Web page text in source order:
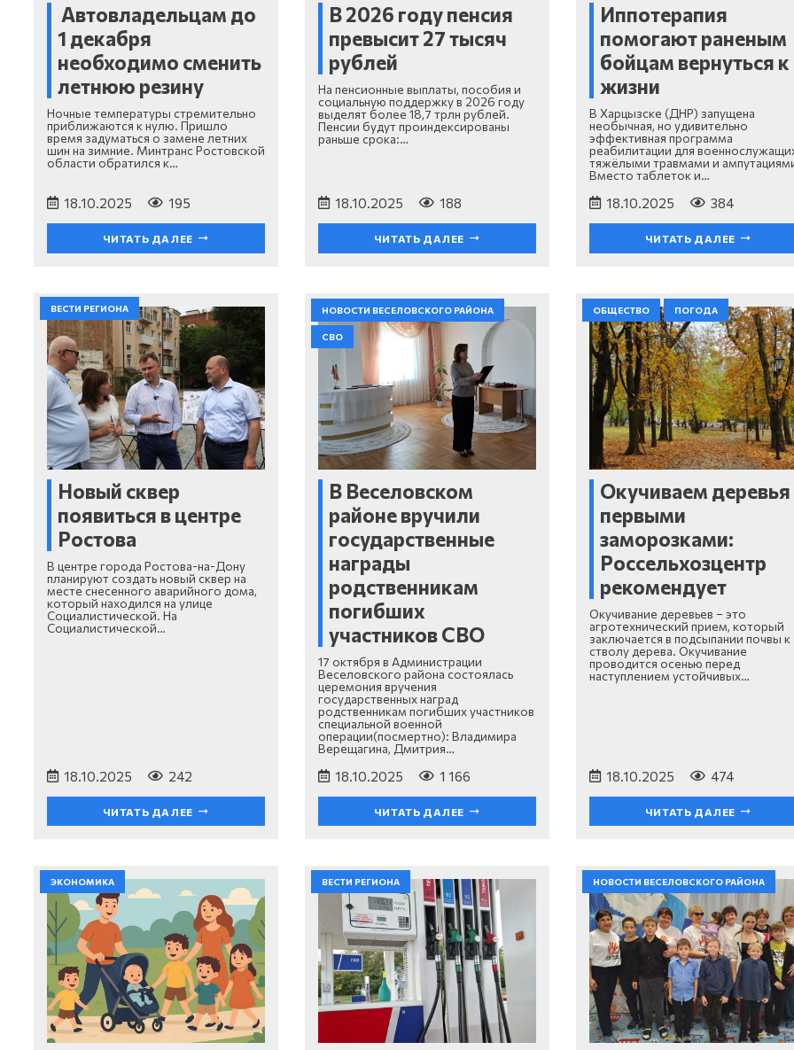
Автовладельцам до
1 декабря
необходимо сменить
летнюю резину
Ночные температуры стремительно
приближаются к нулю. Пришло
время задуматься о замене летних
шин на зимние. Минтранс Ростовской
области обратился к…
18.10.2025 195
ЧИТАТЬ ДАЛЕЕ
В 2026 году пенсия
превысит 27 тысяч
рублей
На пенсионные выплаты, пособия и
социальную поддержку в 2026 году
выделят более 18,7 трлн рублей.
Пенсии будут проиндексированы
раньше срока:…
18.10.2025 188
ЧИТАТЬ ДАЛЕЕ
Иппотерапия
помогают раненым
бойцам вернуться к
жизни
В Харцызске (ДНР) запущена
необычная, но удивительно
эффективная программа
реабилитации для
тяжёлыми травмами и
Вместо таблеток и…
18.10.2025 384
ЧИТАТЬ ДАЛЕЕ
ВЕСТИ РЕГИОНА
Новый сквер
появиться в центре
Ростова
В центре города Ростова-на-Дону
планируют создать новый сквер на
месте снесенного аварийного дома,
который находился на улице
Социалистической. На
Социалистической…
18.10.2025 242
ЧИТАТЬ ДАЛЕЕ
НОВОСТИ ВЕСЕЛОВСКОГО РАЙОНА
СВО
В Веселовском
районе вручили
государственные
награды
родственникам
погибших
участников СВО
17 октября в Администрации
Веселовского района состоялась
церемония вручения
государственных наград
родственникам погибших участников
специальной военной
операции(посмертно): Владимира
Верещагина, Дмитрия…
18.10.2025 1 166
ЧИТАТЬ ДАЛЕЕ
ОБЩЕСТВО ПОГОДА
Окучиваем деревья
первыми
заморозками:
Россельхозцентр
рекомендует
Окучивание деревьев – это
агротехнический прием, который
заключается в подсыпании почвы к
стволу дерева. Окучивание
проводится осенью перед
наступлением устойчивых…
18.10.2025 474
ЧИТАТЬ ДАЛЕЕ
ЭКОНОМИКА ВЕСТИ РЕГИОНА НОВОСТИ ВЕСЕЛОВСКОГО РАЙОНА